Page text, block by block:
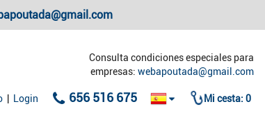
Consulta condiciones especiales para
empresas: webapoutada@gmail.com
Login 656 516 675 Mi cesta: 0